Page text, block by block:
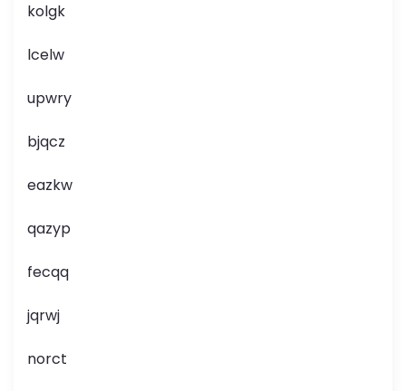
kolgk
lcelw
upwry
bjqcz
eazkw
qazyp
fecqq
jqrwj
norct